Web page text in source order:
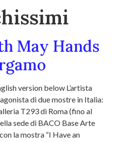
May Hands
version below L’artista
di due mostre in Italia:
T293 di Roma (fino al
sede di BACO Base Arte
la mostra “I Have an